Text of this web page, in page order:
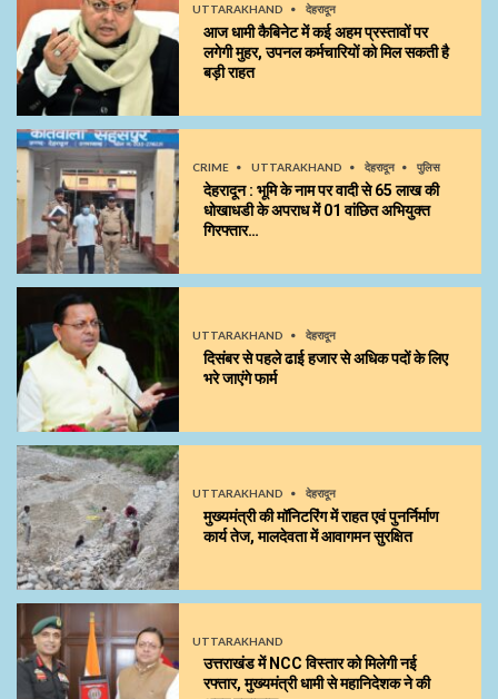
UTTARAKHAND देहरादून
आज धामी कैबिनेट में कई अहम प्रस्तावों पर
लगेगी मुहर, उपनल कर्मचारियों को मिल सकती है
बड़ी राहत
CRIME UTTARAKHAND देहरादून पुलिस
देहरादून : भूमि के नाम पर वादी से 65 लाख की
धोखाधडी के अपराध में 01 वांछित अभियुक्त
गिरफ्तार…
UTTARAKHAND देहरादून
दिसंबर से पहले ढाई हजार से अधिक पदों के लिए
भरे जाएंगे फार्म
UTTARAKHAND देहरादून
मुख्यमंत्री की मॉनिटरिंग में राहत एवं पुनर्निर्माण
कार्य तेज, मालदेवता में आवागमन सुरक्षित
UTTARAKHAND
उत्तराखंड में NCC विस्तार को मिलेगी नई
रफ्तार, मुख्यमंत्री धामी से महानिदेशक ने की